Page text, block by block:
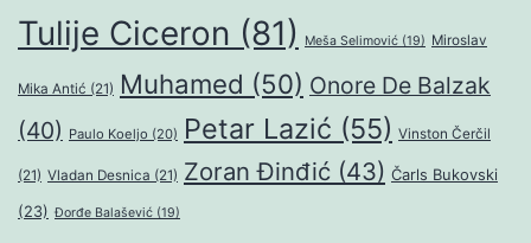
Tulije Ciceron (81) Meša Selimović (19) Miroslav
Mika Antić (21) Muhamed (50) Onore De Balzak
(40) Paulo Koeljo (20) Petar Lazić (55) Vinston Čerčil
(21) Vladan Desnica (21) Zoran Đinđić (43) Čarls Bukovski
(23) Đorđe Balašević (19)